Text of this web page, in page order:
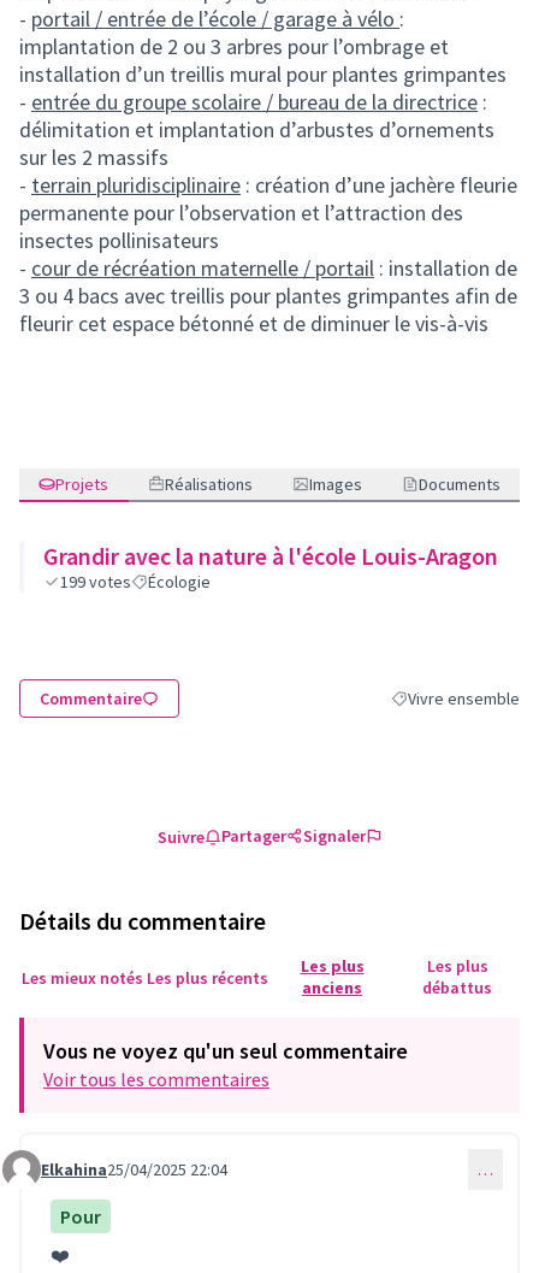
- portail / entrée de l’école / garage à vélo :
implantation de 2 ou 3 arbres pour l’ombrage et
installation d’un treillis mural pour plantes grimpantes
- entrée du groupe scolaire / bureau de la directrice :
délimitation et implantation d’arbustes d’ornements
sur les 2 massifs
- terrain pluridisciplinaire : création d’une jachère fleurie
permanente pour l’observation et l’attraction des
insectes pollinisateurs
- cour de récréation maternelle / portail : installation de
3 ou 4 bacs avec treillis pour plantes grimpantes afin de
fleurir cet espace bétonné et de diminuer le vis-à-vis
Projets Réalisations Images Documents
Grandir avec la nature à l'école Louis-Aragon
199votes Écologie
Commentaire Filtrer les résultats
Vivre ensemble
Suivre Partager Signaler
Détails du commentaire
Les mieux notés Les plus récents
Les plus
anciens
Les plus
débattus
Vous ne voyez qu'un seul commentaire
Voir tous les commentaires
Commentaire 1162
Elkahina25/04/2025 22:04 …
Pour
❤️